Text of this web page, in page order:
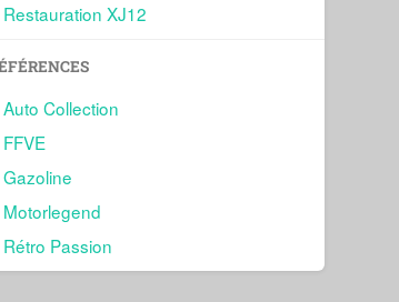
Restauration XJ12
Auto Collection
FFVE
Gazoline
Motorlegend
Rétro Passion